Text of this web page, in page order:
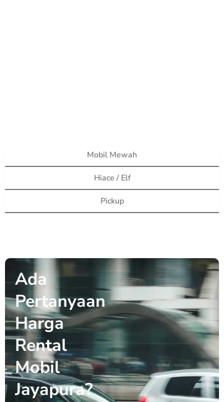
Mobil Mewah
Hiace / Elf
Pickup
Ada
Pertanyaan
Harga
Rental
Mobil
Jayapura?